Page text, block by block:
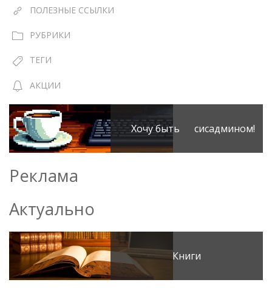
ПОЛЕЗНЫЕ ССЫЛКИ
РУБРИКИ
ТЕГИ
АКЦИИ
Хочу быть сисадмином!
Реклама
Актуально
Книги